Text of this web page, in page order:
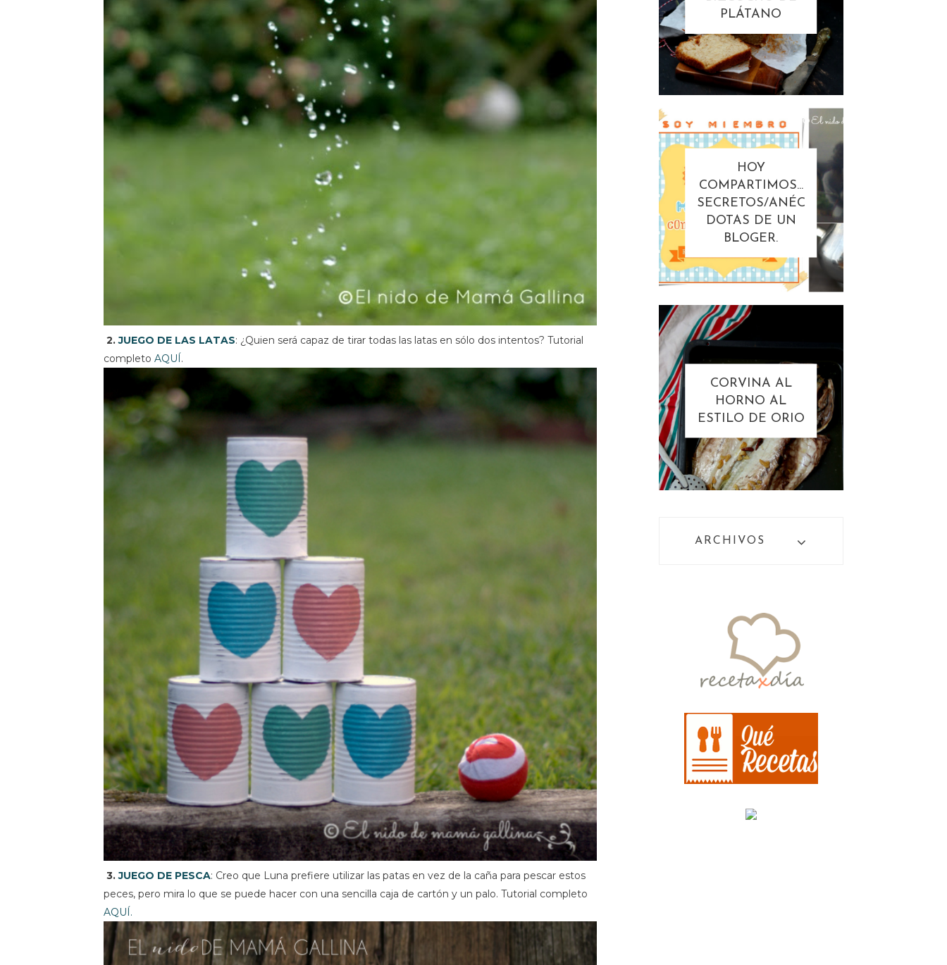
2.JUEGO DE LAS LATAS: ¿Quien será capaz de tirar todas las latas en sólo dos intentos? Tutorial
completo AQUÍ.
3.JUEGO DE PESCA: Creo que Luna prefiere utilizar las patas en vez de la caña para pescar estos
peces, pero mira lo que se puede hacer con una sencilla caja de cartón y un palo. Tutorial completo
AQUÍ.
PLÁTANO
HOY
COMPARTIMOS...
SECRETOS/ANÉC
DOTAS DE UN
BLOGER.
CORVINA AL
HORNO AL
ESTILO DE ORIO
ARCHIVOS